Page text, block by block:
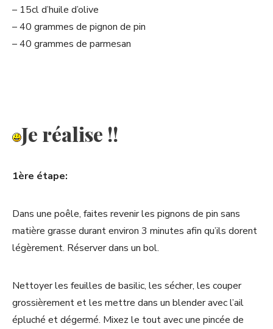
– 15cl d’huile d’olive
– 40 grammes de pignon de pin
– 40 grammes de parmesan
Je réalise !!
1ère étape:
Dans une poêle, faites revenir les pignons de pin sans
matière grasse durant environ 3 minutes afin qu’ils dorent
légèrement. Réserver dans un bol.
Nettoyer les feuilles de basilic, les sécher, les couper
grossièrement et les mettre dans un blender avec l’ail
épluché et dégermé. Mixez le tout avec une pincée de